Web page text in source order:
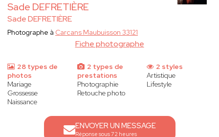
Sade DEFRETIÈRE
Sade DEFRETIÈRE
Fiche photographe
Photographe à Carcans Maubuisson 33121
28 types de
photos
Mariage
Grossesse
Naissance
2 types de
prestations
Photographie
Retouche photo
2 styles
Artistique
Lifestyle
ENVOYER UN MESSAGE
Réponse sous 72 heures